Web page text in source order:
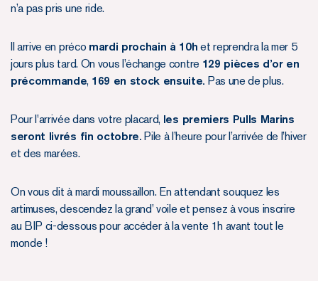
n’a pas pris une ride.
Il arrive en préco mardi prochain à 10h et reprendra la mer 5
jours plus tard. On vous l’échange contre 129 pièces d’or en
précommande, 169 en stock ensuite. Pas une de plus.
Pour l'arrivée dans votre placard, les premiers Pulls Marins
seront livrés fin octobre. Pile à l’heure pour l’arrivée de l’hiver
et des marées.
On vous dit à mardi moussaillon. En attendant souquez les
artimuses, descendez la grand’ voile et pensez à vous inscrire
au BIP ci-dessous pour accéder à la vente 1h avant tout le
monde !